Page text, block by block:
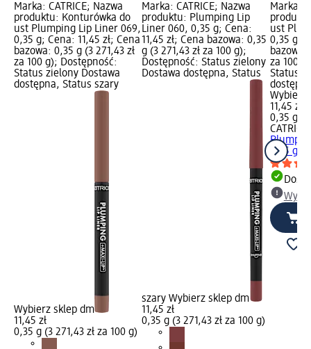
Marka: CATRICE; Nazwa
produktu: Konturówka do
ust Plumping Lip Liner 069,
0,35 g; Cena: 11,45 zł; Cena
bazowa: 0,35 g (3 271,43 zł
za 100 g); Dostępność:
Status zielony Dostawa
dostępna, Status szary
Wybierz sklep dm
11,45 zł
0,35 g (3 271,43 zł za 100 g)
Marka: CATRICE; Nazwa
produktu: Plumping Lip
Liner 060, 0,35 g; Cena:
11,45 zł; Cena bazowa: 0,35
g (3 271,43 zł za 100 g);
Dostępność: Status zielony
Dostawa dostępna, Status
szary Wybierz sklep dm
11,45 zł
0,35 g (3 271,43 zł za 100 g)
Marka:
ust
0,35 g;
bazowa:
za 100
Status
Wybierz
11,45 zł
0,35 g (3
CATRICE
0,35 g